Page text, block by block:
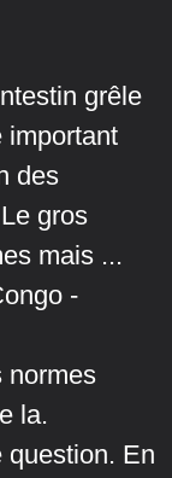
grêle
important
des
gros
mais ...
-
normes
la.
question. En